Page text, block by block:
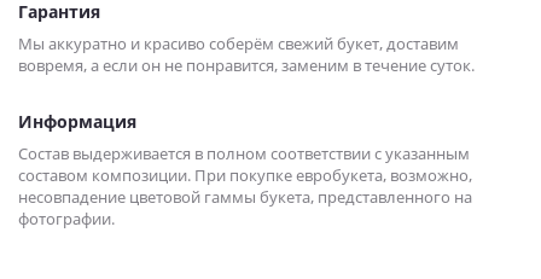
Гарантия
Мы аккуратно и красиво соберём свежий букет, доставим
вовремя, а если он не понравится, заменим в течение суток.
Информация
Состав выдерживается в полном соответствии с указанным
составом композиции. При покупке евробукета, возможно,
несовпадение цветовой гаммы букета, представленного на
фотографии.